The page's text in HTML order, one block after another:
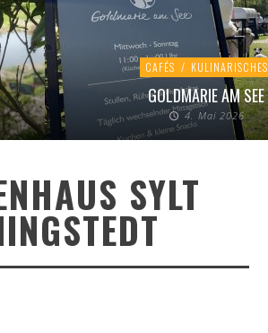
CAFÉS / KULINARISCHES
GOLDMARIE AM SEE
4. Mai 2026
SYLT